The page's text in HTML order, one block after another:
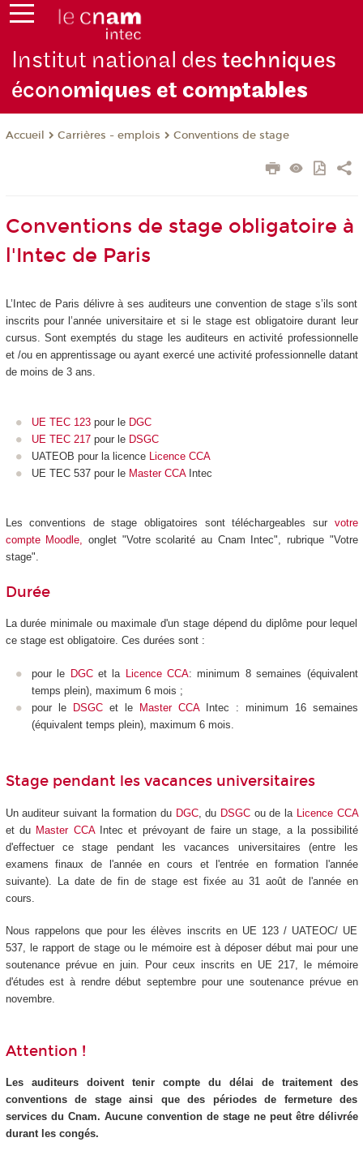
Institut national destechniques
économiques et comptables
Accueil Carrières - emplois Conventions de stage
Conventions de stage obligatoire à
l'Intec de Paris
L’Intec de Paris délivre à ses auditeurs une convention de stage s’ils sont
inscrits pour l’année universitaire et si le stage est obligatoire durant leur
cursus. Sont exemptés du stage les auditeurs en activité professionnelle
et /ou en apprentissage ou ayant exercé une activité professionnelle datant
de moins de 3 ans.
UE TEC 123 pour le DGC
UE TEC 217 pour le DSGC
UATEOB pour la licence
Licence CCA
UE TEC 537 pour le Master CCAIntec
Les conventions de stage obligatoires sont téléchargeables sur votre
compte Moodle, onglet "Votre scolarité au Cnam Intec", rubrique "Votre
stage".
Durée
La durée minimale ou maximale d'un stage dépend du diplôme pour lequel
ce stage est obligatoire. Ces durées sont :
pour le DGCet la Licence CCA: minimum 8 semaines (équivalent
temps plein), maximum 6 mois ;
pour le
DSGCet le Master CCAIntec : minimum 16 semaines
(équivalent temps plein), maximum 6 mois.
Stage pendant les vacances universitaires
Un auditeur suivant la formation du DGC, du DSGC ou de la Licence CCA
et du Master CCAIntec et prévoyant de faire un stage, a la possibilité
d'effectuer ce stage pendant les vacances universitaires (entre les
examens finaux de l'année en cours et l'entrée en formation l'année
suivante). La date de fin de stage est fixée au 31 août de l'année en
cours.
Nous rappelons que pour les élèves inscrits en UE 123 / UATEOC/ UE
537, le rapport de stage ou le mémoire est à déposer début mai pour une
soutenance prévue en juin. Pour ceux inscrits en UE 217, le mémoire
d'études est à rendre début septembre pour une soutenance prévue en
novembre.
Attention !
Les auditeurs doivent tenir compte du délai de traitement des
conventions de stage ainsi que des périodes de fermeture des
services du Cnam. Aucune convention de stage ne peut être délivrée
durant les congés.